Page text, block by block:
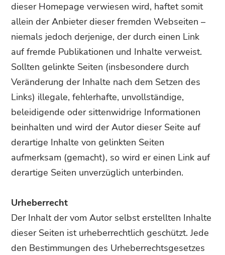
dieser Homepage verwiesen wird, haftet somit
allein der Anbieter dieser fremden Webseiten –
niemals jedoch derjenige, der durch einen Link
auf fremde Publikationen und Inhalte verweist.
Sollten gelinkte Seiten (insbesondere durch
Veränderung der Inhalte nach dem Setzen des
Links) illegale, fehlerhafte, unvollständige,
beleidigende oder sittenwidrige Informationen
beinhalten und wird der Autor dieser Seite auf
derartige Inhalte von gelinkten Seiten
aufmerksam (gemacht), so wird er einen Link auf
derartige Seiten unverzüglich unterbinden.
Urheberrecht
Der Inhalt der vom Autor selbst erstellten Inhalte
dieser Seiten ist urheberrechtlich geschützt. Jede
den Bestimmungen des Urheberrechtsgesetzes